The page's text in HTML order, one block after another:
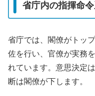
省庁内の指揮命
省庁では、閣僚がトッ
佐を行い、官僚が実務
れています。意思決定
断は閣僚が下します。